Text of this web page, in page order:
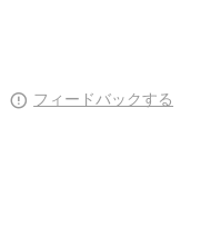
フィードバックする